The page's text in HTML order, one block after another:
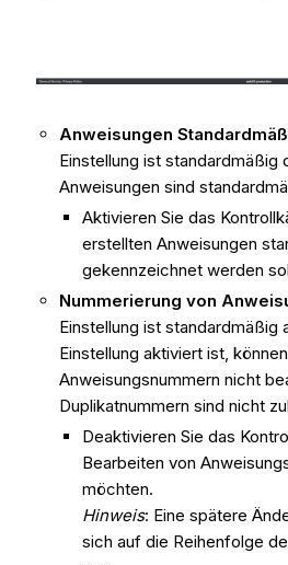
Anweisungen
Einstellung ist standardmäßig
Anweisungen sind
Aktivieren Sie das
erstellten Anweisungen
gekennzeichnet werden
Nummerierung von
Einstellung ist standardmäßig
Einstellung aktiviert ist,
Anweisungsnummern nicht
Duplikatnummern sind nicht
Deaktivieren Sie das
Bearbeiten von
möchten.
Hinweis: Eine spätere
sich auf die Reihenfolge